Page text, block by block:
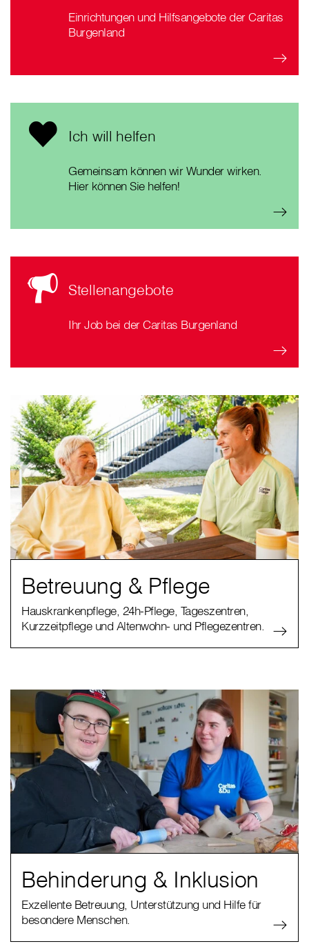
Einrichtungen und Hilfsangebote der Caritas
Burgenland
Ich will helfen
Gemeinsam können wir Wunder wirken.
Hier können Sie helfen!
Stellenangebote
Ihr Job bei der Caritas Burgenland
Betreuung & Pflege
Hauskrankenpflege, 24h-Pflege, Tageszentren,
Kurzzeitpflege und Altenwohn- und Pflegezentren.
Behinderung & Inklusion
Exzellente Betreuung, Unterstützung und Hilfe für
besondere Menschen.